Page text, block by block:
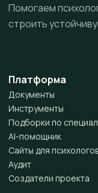
Помогаем
строить
Платформа
Документы
Инструменты
Подборки по
AI-помощник
Сайты для
Аудит
Создатели проекта